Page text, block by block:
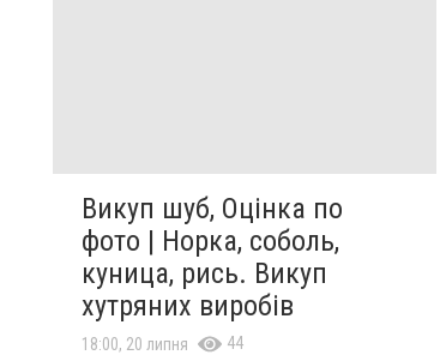
Викуп шуб, Оцінка по
фото | Норка, соболь,
куница, рись. Викуп
хутряних виробів
18:00, 20 липня 44